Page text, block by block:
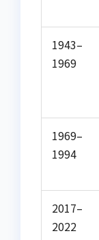
1943–
1969
1969–
1994
2017–
2022